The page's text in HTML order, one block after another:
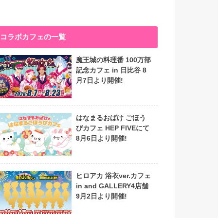
コラボカフェの一覧
魔王城の料理番 100万部
記念カフェ in 日比谷 8
月7日より開催!
はなまるおばけ ごほう
びカフェ HEP FIVEにて
8月6日より開催!
ヒロアカ 浴衣ver.カフェ
in and GALLERY4店舗
9月2日より開催!